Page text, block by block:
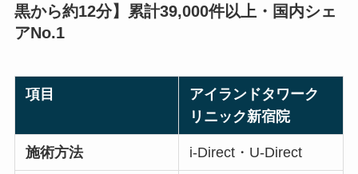
黒から約12分】累計39,000件以上・国内シェ
アNo.1
項目
アイランドタワーク
リニック新宿院
施術方法 i-Direct・U-Direct